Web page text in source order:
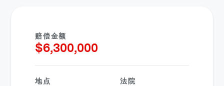
赔偿金额
$6,300,000
地点
法院